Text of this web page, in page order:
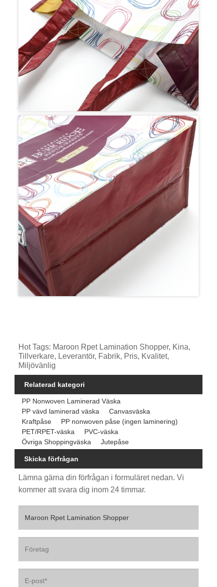
Hot Tags: Maroon Rpet Lamination Shopper, Kina,
Tillverkare, Leverantör, Fabrik, Pris, Kvalitet,
Miljövänlig
Relaterad kategori
PP Nonwoven Laminerad Väska
PP vävd laminerad väska
Canvasväska
Kraftpåse
PP nonwoven påse (ingen laminering)
PET/RPET-väska
PVC-väska
Övriga Shoppingväska
Jutepåse
Skicka förfrågan
Lämna gärna din förfrågan i formuläret nedan. Vi
kommer att svara dig inom 24 timmar.